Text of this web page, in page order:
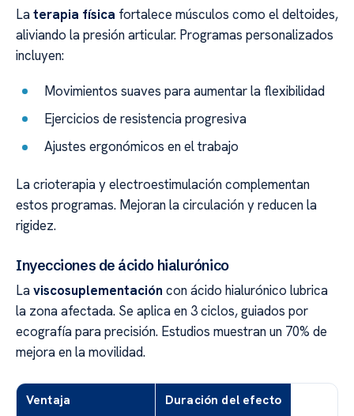
Laterapia física fortalece músculos como el deltoides,
aliviando la presión articular. Programas personalizados
incluyen:
Movimientos suaves para aumentar la flexibilidad
Ejercicios de resistencia progresiva
Ajustes ergonómicos en el trabajo
La crioterapia y electroestimulación complementan
estos programas. Mejoran la circulación y reducen la
rigidez.
Inyecciones de ácido hialurónico
Laviscosuplementación con ácido hialurónico lubrica
la zona afectada. Se aplica en 3 ciclos, guiados por
ecografía para precisión. Estudios muestran un 70% de
mejora en la movilidad.
Ventaja Duración del efecto